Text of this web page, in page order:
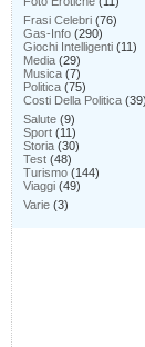
Frasi Celebri (76)
Gas-Info (290)
Giochi Intelligenti (11)
Media (29)
Musica (7)
Politica (75)
Costi Della Politica (39)
Salute (9)
Sport (11)
Storia (30)
Test (48)
Turismo (144)
Viaggi (49)
Varie (3)